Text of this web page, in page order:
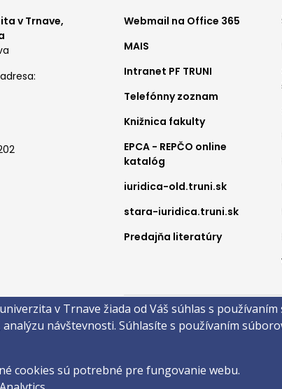
v Trnave,
Footer
menu
1
Webmail na Office 365
MAIS
Intranet PF TRUNI
Telefónny zoznam
Knižnica fakulty
EPCA - REPČO online
katalóg
iuridica-old.truni.sk
stara-iuridica.truni.sk
Predajňa literatúry
Päta
Správca obsahu Technická
Created by
ActivIT s.r.o.
v Trnave žiada od Váš súhlas s
analýzu návštevnosti. Súhlasíte s používaním
cookies sú potrebné pre fungovanie webu.